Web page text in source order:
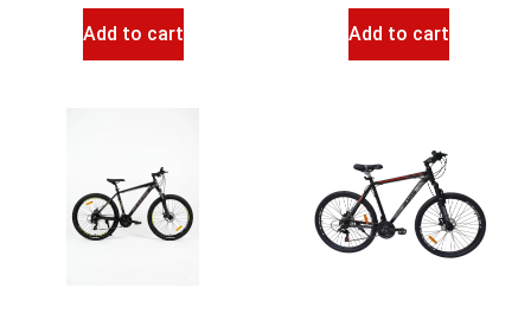
Add to cart Add to cart